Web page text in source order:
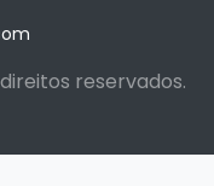
reservados.